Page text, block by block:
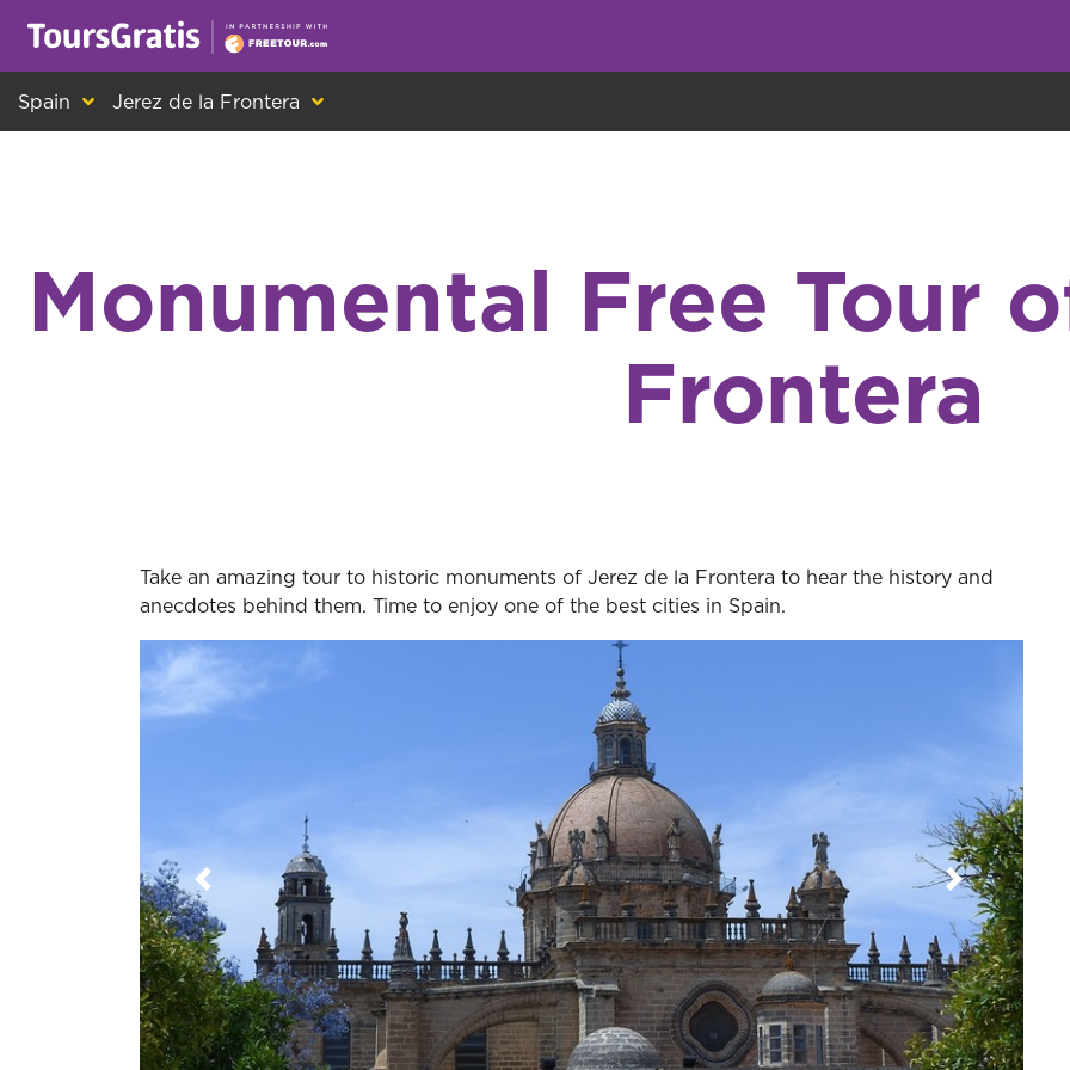
Spain Jerez de la Frontera
Monumental Free Tour
Frontera
Take an amazing tour to historic monuments of Jerez de la Frontera to hear the history and
anecdotes behind them. Time to enjoy one of the best cities in Spain.
Previous Next
This is another message about cookies! Everyone eats cookies, but we use them to improve our service and